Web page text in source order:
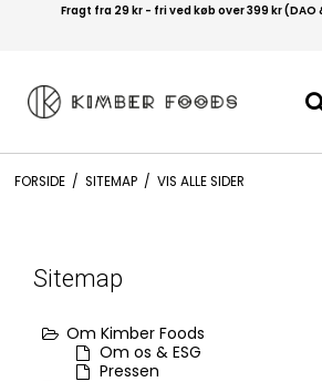
Fragt fra 29 kr - fri ved køb over 399 kr
FORSIDE / SITEMAP / VIS ALLE SIDER
Sitemap
Om Kimber Foods
Om os & ESG
Pressen